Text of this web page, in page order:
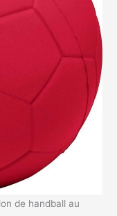
de handball au